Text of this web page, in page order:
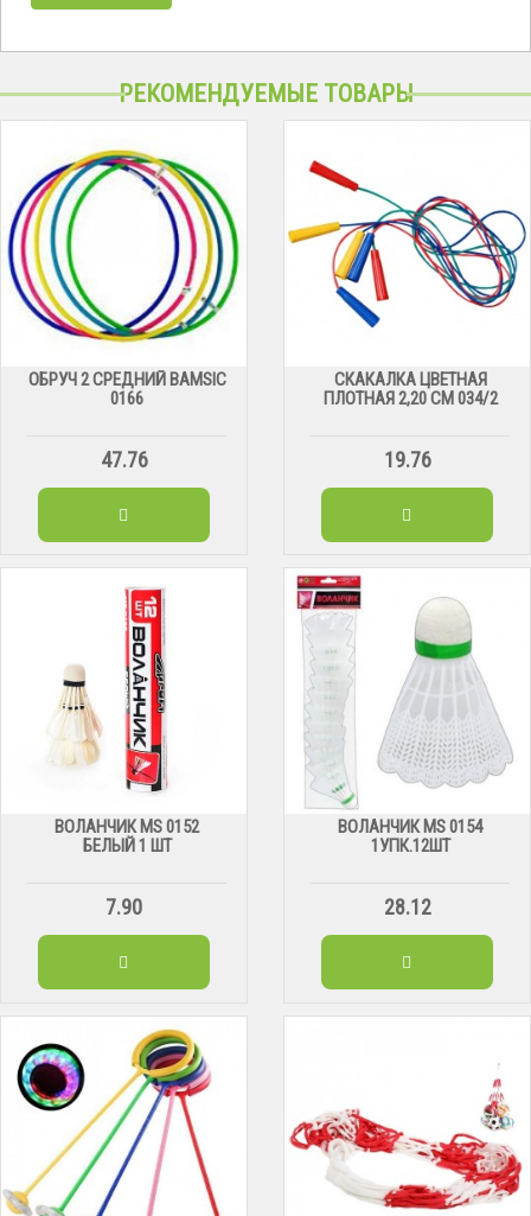
РЕКОМЕНДУЕМЫЕ ТОВАРЫ
ОБРУЧ 2 СРЕДНИЙ BAMSIC
0166
47.76
СКАКАЛКА ЦВЕТНАЯ
ПЛОТНАЯ 2,20 СМ 034/2
19.76
ВОЛАНЧИК MS 0152
БЕЛЫЙ 1 ШТ
7.90
ВОЛАНЧИК MS 0154
1УПК.12ШТ
28.12